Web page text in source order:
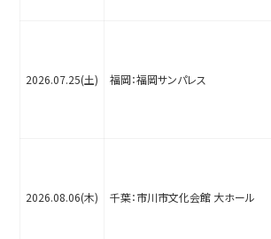
2026.07.25(土) 福岡：福岡サンパレス
2026.08.06(木) 千葉：市川市文化会館 大ホール